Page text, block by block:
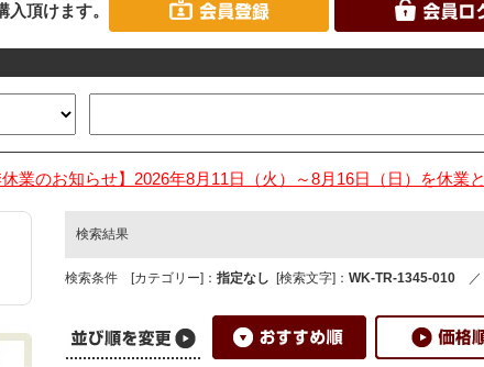
頂けます。
休業のお知らせ】2026年8月11日（火）～8月16日（日）を休
検索結果
検索条件 [カテゴリー]： 指定なし [検索文字]： WK-TR-1345-010 ／